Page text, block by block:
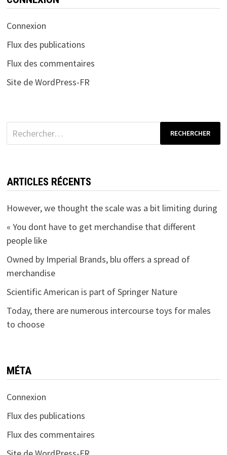
Connexion
Flux des publications
Flux des commentaires
Site de WordPress-FR
Rechercher :
ARTICLES RÉCENTS
However, we thought the scale was a bit limiting during
« You dont have to get merchandise that different
people like
Owned by Imperial Brands, blu offers a spread of
merchandise
Scientific American is part of Springer Nature
Today, there are numerous intercourse toys for males
to choose
MÉTA
Connexion
Flux des publications
Flux des commentaires